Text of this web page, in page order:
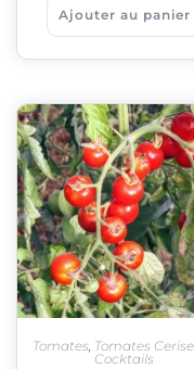
Ajouter au panier
Tomates, Tomates
Cocktails